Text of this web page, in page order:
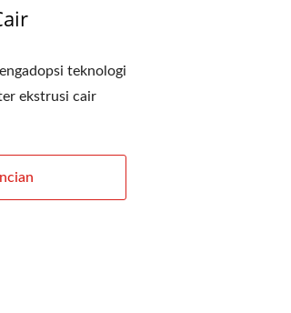
teknologi
ekstrusi cair